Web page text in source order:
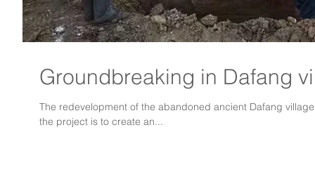
Groundbreaking in Dafang
The redevelopment of the abandoned ancient Dafang
the project is to create an...